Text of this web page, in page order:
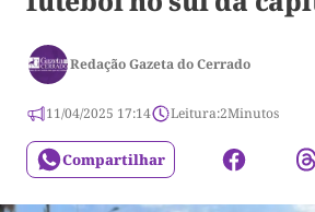
Redação Gazeta do Cerrado
11/04/2025 17:14 Leitura:2Minutos
Compartilhar